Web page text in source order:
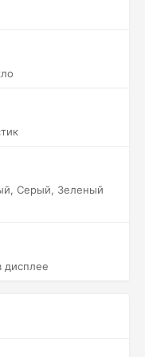
Серый, Зеленый
дисплее